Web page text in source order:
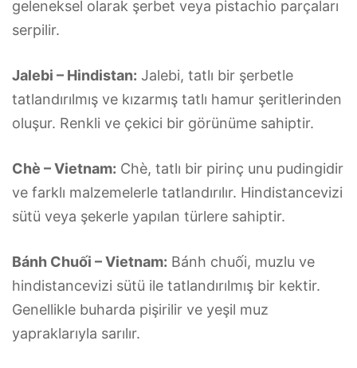
geleneksel olarak şerbet veya pistachio parçaları
serpilir.
Jalebi – Hindistan: Jalebi, tatlı bir şerbetle
tatlandırılmış ve kızarmış tatlı hamur şeritlerinden
oluşur. Renkli ve çekici bir görünüme sahiptir.
Chè – Vietnam: Chè, tatlı bir pirinç unu pudingidir
ve farklı malzemelerle tatlandırılır. Hindistancevizi
sütü veya şekerle yapılan türlere sahiptir.
Bánh Chuối – Vietnam: Bánh chuối, muzlu ve
hindistancevizi sütü ile tatlandırılmış bir kektir.
Genellikle buharda pişirilir ve yeşil muz
yapraklarıyla sarılır.